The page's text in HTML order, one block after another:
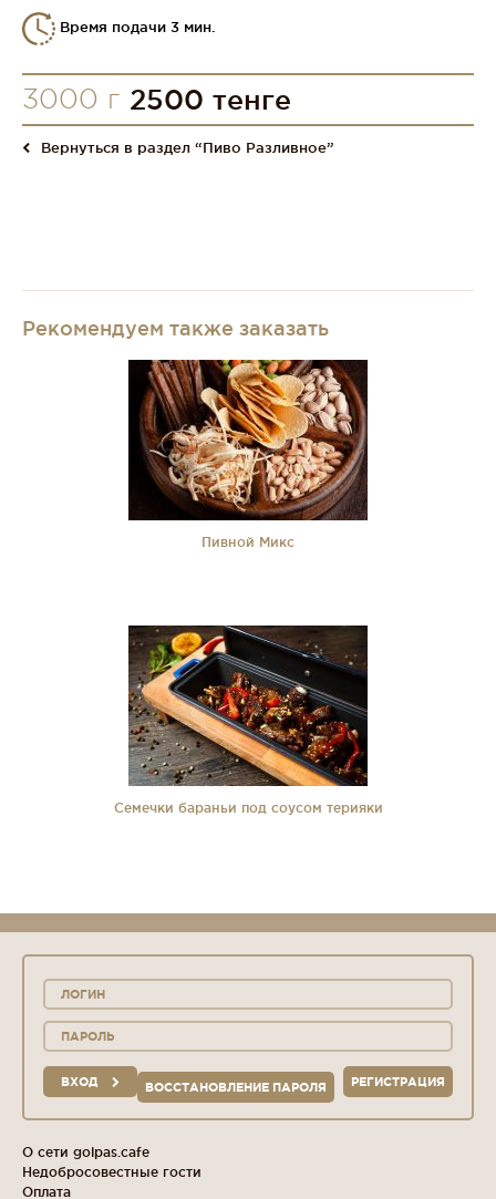
Время подачи 3 мин.
3000 г 2500 тенге
Вернуться в раздел “Пиво Разливное”
Рекомендуем также заказать
Пивной Микс
Семечки бараньи под соусом терияки
ВХОД РЕГИСТРАЦИЯ
ВОССТАНОВЛЕНИЕ ПАРОЛЯ
О сети golpas.cafe
Недобросовестные гости
Оплата